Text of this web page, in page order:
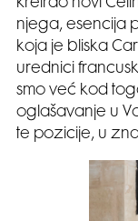
kreirao novi
njega, esencija
koja je bliska
urednici
smo već kod
oglašavanje u
te pozicije, u